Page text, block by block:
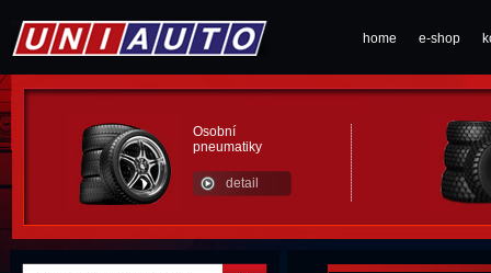
home e-shop
Osobní
pneumatiky
detail